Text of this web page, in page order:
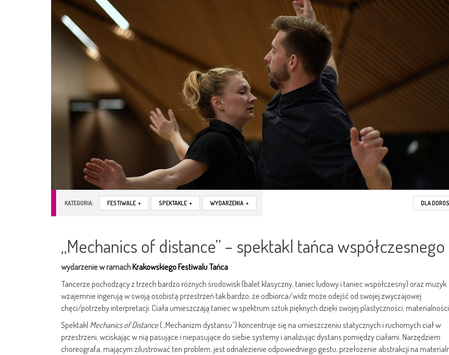
KATEGORIA: FESTIWALE + SPEKTAKLE + WYDARZENIA + DLA
„Mechanics of distance” – spektakl tańca współczesnego
wydarzenie w ramachKrakowskiego Festiwalu Tańca
Tancerze pochodzący z trzech bardzo różnych środowisk (balet klasyczny, taniec ludowy i taniec współczesny) oraz muzyk
wzajemnie ingerują w swoją osobistą przestrzeń tak bardzo, że odbiorca/widz może odejść od swojej zwyczajowej
chęci/potrzeby interpretacji. Ciała umieszczają taniec w spektrum sztuk pięknych dzięki swojej plastyczności,
Spektakl Mechanics of Distance(„Mechanizm dystansu”) koncentruje się na umieszczeniu statycznych i ruchomych ciał w
przestrzeni, wciskając w nią pasujące i niepasujące do siebie systemy i analizując dystans pomiędzy ciałami. Narzędziem
choreografa, mającym zilustrować ten problem, jest odnalezienie odpowiedniego gestu, przełożenie abstrakcji na